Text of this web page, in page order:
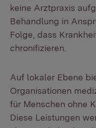
keine Arztpraxis
Behandlung in
Folge, dass
chronifizieren.
Auf lokaler Ebene
Organisationen
für Menschen ohne
Diese Leistungen